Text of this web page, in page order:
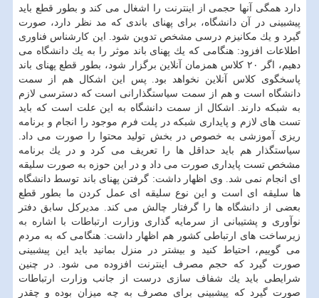
دارد همگی آنها حجمی از اینترنت را اشغال می كند و بطور قطع باید
پیشبینی در آن دانشگاه، برای پهنای باندی كه مد نظر دارد، صورت
گیرد و یك مكانیزم درسی مشخص تدوین شود. این كارشناس فناوری
اطلاعات افزود: هنگامی كه یك پهنای باند موثر را به یك دانشگاه می
دهیم، اگر ۲۰ كلاس همزمان آنلاین برگزار شود، بطور قطع پهنای باند
پاسخگوی كلاس آنلاین نخواهد بود. پس این اشكال هم از سمت
دانشگاه است و هم از سمت سیاستگذارانی است كه دسترسی لازم
به شبكه دارند. اشكال از سمت دانشگاه به این علت است كه باید
تست های لازم و پایداری شبكه در پلت فرم موجود را انجام و برنامه
ریزی آموزشی به خصوص در بخش تولید محتوا را صورت می داد.
سیاستگذار هم باید حداقل ها را تعریف می كرد و در یك برنامه
مشخص تست پایداری صورت می داد و در این حوزه به صورت سلیقه
ای انجام نمی شد. وی اظهار داشت: گرفتن پهنای باند توسط دانشگاه
ها سلیقه ای است و این نوع سلیقه ای عمل كردن ما بطور قطع
بعضی از دانشگاه ها را گرفتار چالش می كند. مدیركل سابق دفتر
نوآوری و پشتیبانی از سرمایه گذاری وزارت ارتباطات با اشاره به
زیرساخت های ارتباطی كشور هم اظهار داشت: هنگامی كه به مردم
می گوییم، احتیاط كنید و بیشتر در منزل بمانید باید این پیشبینی
صورت گیرد كه حجم مصرف اینترنت افزوده می شود. در چنین
شرایطی باید یك شفاف سازی درست از جانب وزارت ارتباطات
صورت گیرد كه پیشبینی برای مصرف به چه میزان بوده و چقدر